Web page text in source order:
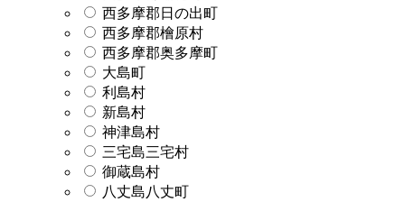
西多摩郡日の出町
西多摩郡檜原村
西多摩郡奥多摩町
大島町
利島村
新島村
神津島村
三宅島三宅村
御蔵島村
八丈島八丈町